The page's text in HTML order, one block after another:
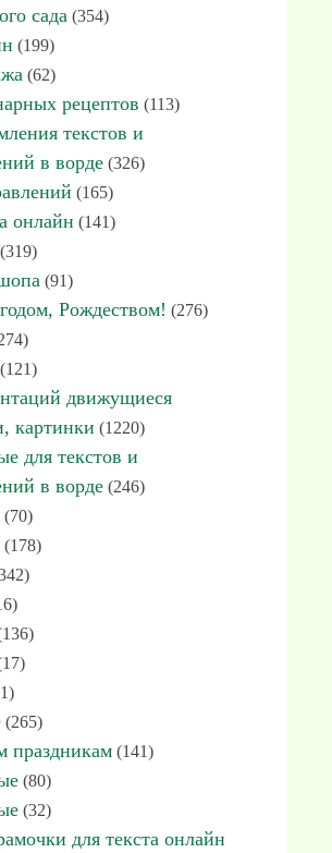
сада (354)
(199)
(62)
рецептов (113)
текстов и
в ворде (326)
(165)
онлайн (141)
(319)
(91)
Рождеством! (276)
(121)
движущиеся
картинки (1220)
для текстов и
в ворде (246)
(70)
(178)
(265)
праздникам (141)
(80)
(32)
для текста онлайн